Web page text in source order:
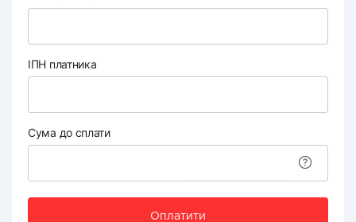
ІПН платника
Сума до сплати
Оплатити